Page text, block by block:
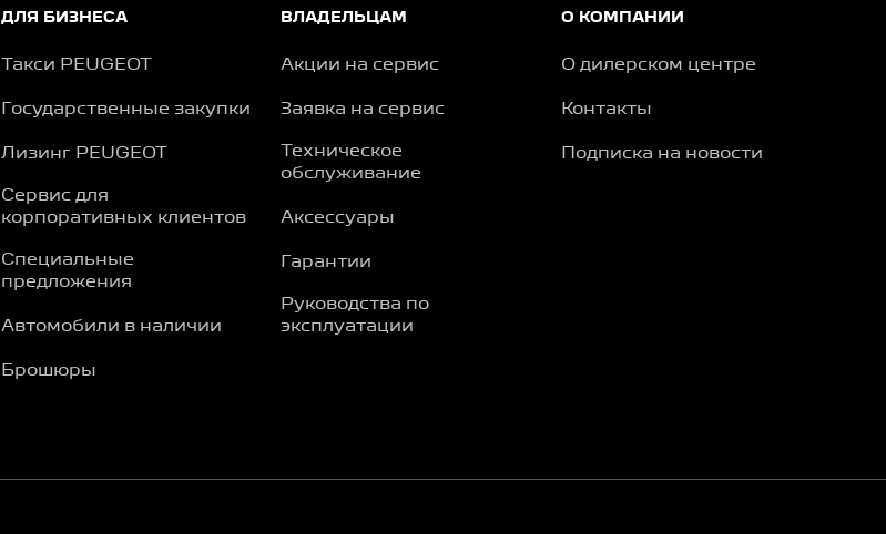
ДЛЯ БИЗНЕСА
Такси PEUGEOT
Государственные закупки
Лизинг PEUGEOT
Сервис для
корпоративных клиентов
Специальные
предложения
Автомобили в наличии
Брошюры
ВЛАДЕЛЬЦАМ
Акции на сервис
Заявка на сервис
Техническое
обслуживание
Аксессуары
Гарантии
Руководства по
эксплуатации
О КОМПАНИИ
О дилерском центре
Контакты
Подписка на новости